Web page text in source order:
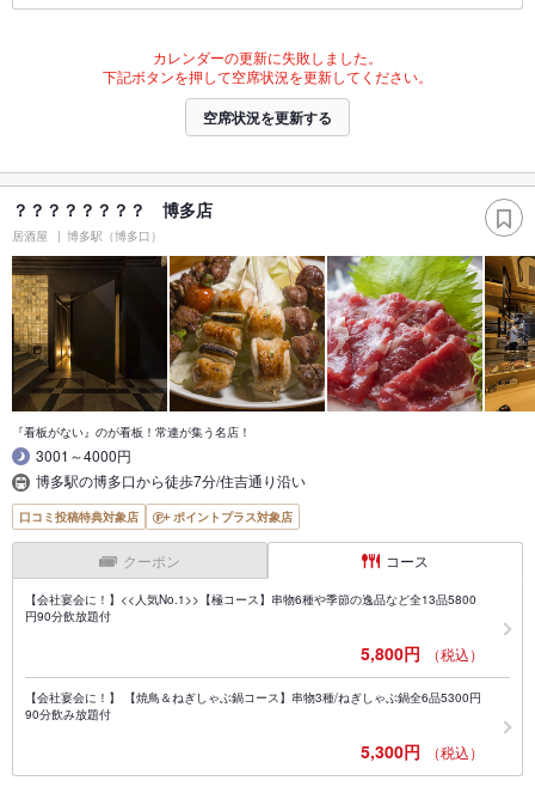
カレンダーの更新に失敗しました。
下記ボタンを押して空席状況を更新してください。
空席状況を更新する
？？？？？？？？ 博多店
居酒屋 博多駅（博多口）
『看板がない』のが看板！常連が集う名店！
3001～4000円
博多駅の博多口から徒歩7分/住吉通り沿い
口コミ投稿特典対象店 ポイントプラス対象店
クーポン コース
【会社宴会に！】<<人気No.1>>【極コース】串物6種や季節の逸品など全13品5800
円90分飲放題付
5,800円 （税込）
【会社宴会に！】 【焼鳥＆ねぎしゃぶ鍋コース】串物3種/ねぎしゃぶ鍋全6品5300円
90分飲み放題付
5,300円 （税込）